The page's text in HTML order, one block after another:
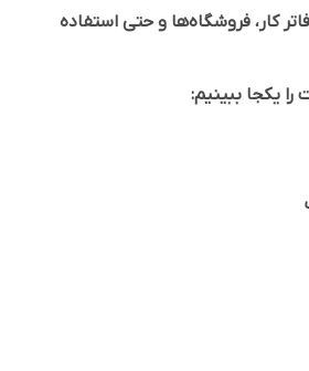
کار، فروشگاه‌ها و حتی استفاده
را یکجا ببینیم: